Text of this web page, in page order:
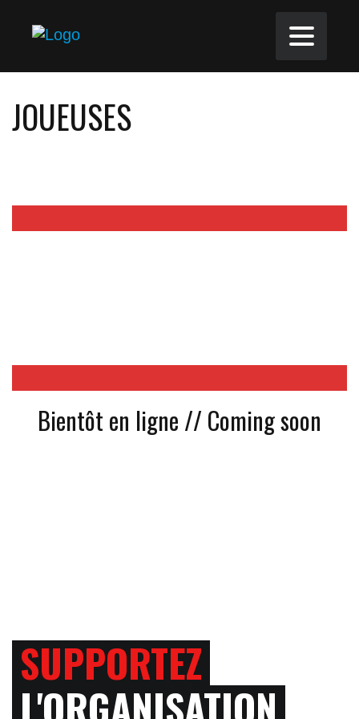
JOUEUSES
Bientôt en ligne // Coming soon
SUPPORTEZ
L'ORGANISATION